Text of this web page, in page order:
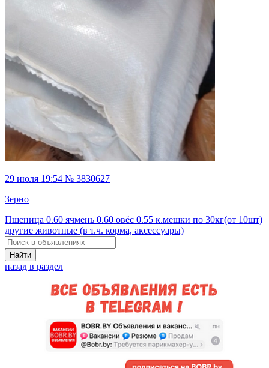
29 июля 19:54 № 3830627
Зерно
Пшеница 0.60 ячмень 0.60 овёс 0.55 к.мешки по 30кг(от 10шт)
другие животные (в т.ч. корма, аксессуары)
Найти
назад в раздел